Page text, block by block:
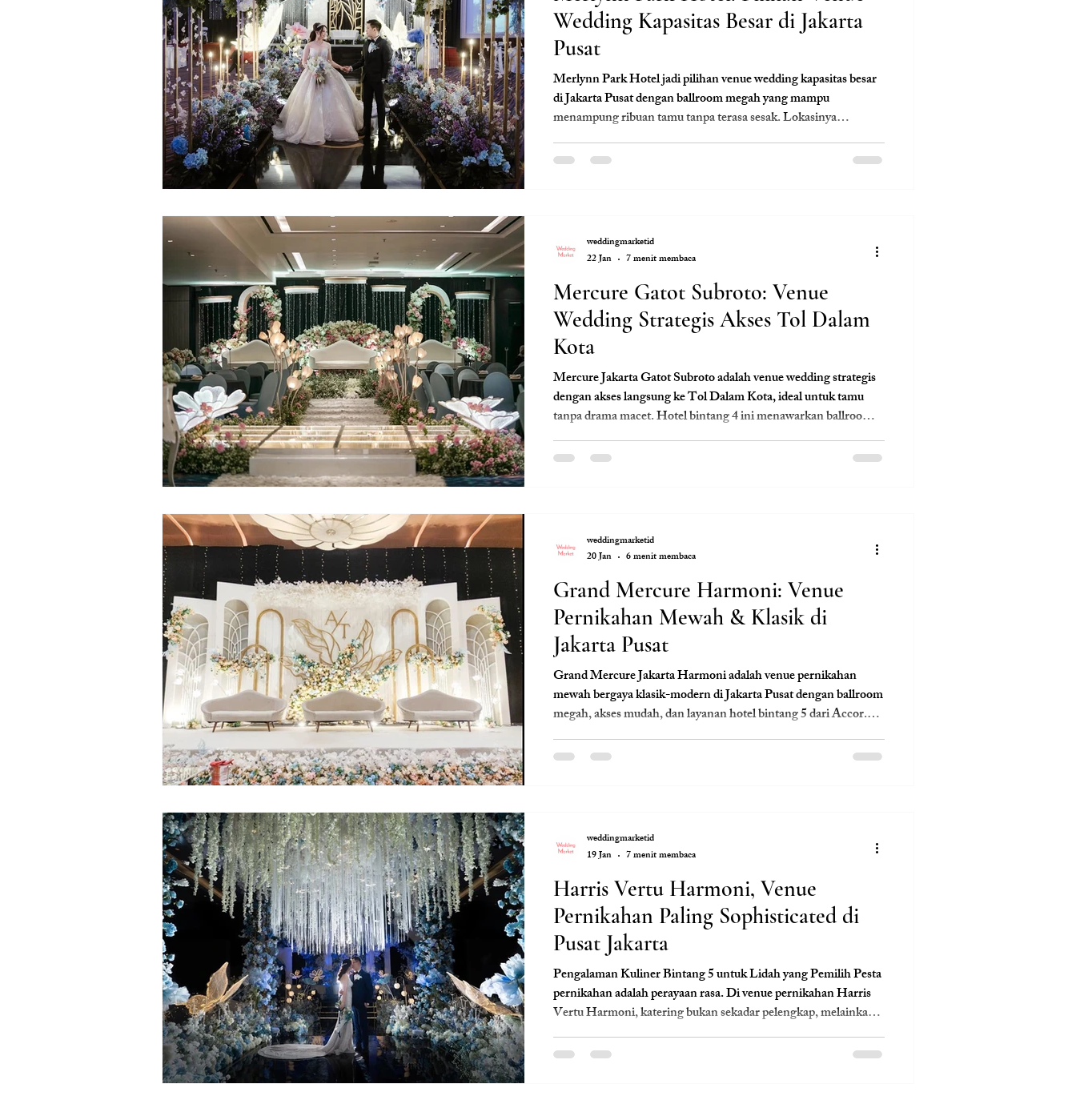
Wedding Kapasitas Besar di Jakarta
Pusat
Merlynn Park Hotel jadi pilihan venue wedding kapasitas besar
di Jakarta Pusat dengan ballroom megah yang mampu
menampung ribuan tamu tanpa terasa sesak. Lokasinya
strategis, mudah dijangkau dari berbagai wilayah Jakarta, serta
didukung fasilitas hotel bintang 5 yang lengkap. Cocok untuk
Mercure Gatot Subroto: Venue
Wedding Strategis Akses Tol Dalam
Kota
Mercure Jakarta Gatot Subroto adalah venue wedding strategis
dengan akses langsung ke Tol Dalam Kota, ideal untuk tamu
tanpa drama macet. Hotel bintang 4 ini menawarkan ballroom
modern, fasilitas lengkap, dan lokasi premium di koridor bisnis
Jakarta. Cocok untuk akad dan resepsi praktis namun tetap
weddingmarketid
22 Jan
7 menit membaca
Grand Mercure Harmoni: Venue
Pernikahan Mewah & Klasik di
Jakarta Pusat
Grand Mercure Jakarta Harmoni adalah venue pernikahan
mewah bergaya klasik-modern di Jakarta Pusat dengan ballroom
megah, akses mudah, dan layanan hotel bintang 5 dari Accor.
Cocok untuk pasangan yang menginginkan resepsi elegan di
pusat kota dengan standar kuliner premium dan tata ruang
weddingmarketid
20 Jan
6 menit membaca
Harris Vertu Harmoni, Venue
Pernikahan Paling Sophisticated di
Pusat Jakarta
Pengalaman Kuliner Bintang 5 untuk Lidah yang Pemilih Pesta
pernikahan adalah perayaan rasa. Di venue pernikahan Harris
Vertu Harmoni, katering bukan sekadar pelengkap, melainkan
sebuah perjalanan gastronomi yang dikurasi oleh tangan-tangan
ahli. Menu Kurasi Chef Profesional Anda diberikan kebebasan
weddingmarketid
19 Jan
7 menit membaca